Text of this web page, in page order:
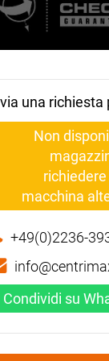
una richiesta
Non
richiedere
macchina
+49(0)2236-
Condividi su